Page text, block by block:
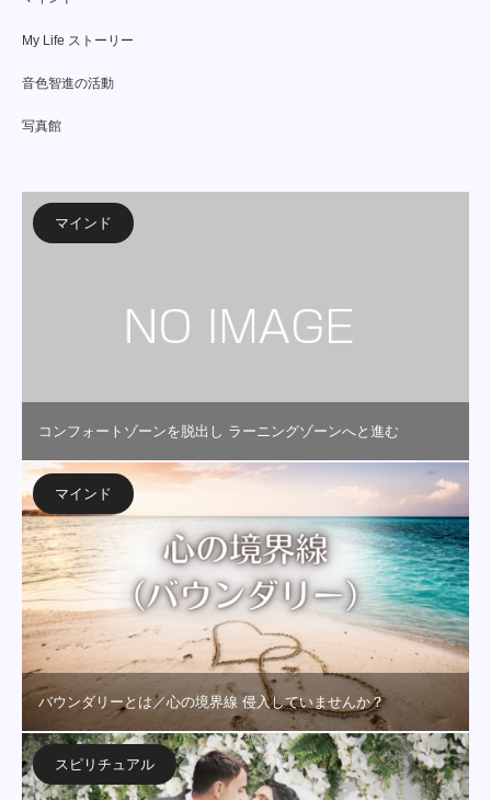
My Life ストーリー
音色智進の活動
写真館
マインド
コンフォートゾーンを脱出し ラーニングゾーンへと進む
マインド
バウンダリーとは／心の境界線 侵入していませんか？
スピリチュアル